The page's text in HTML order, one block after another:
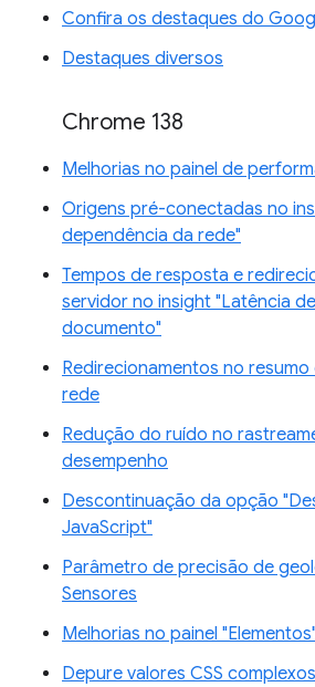
Confira os destaques do
Destaques diversos
Chrome 138
Melhorias no painel de
Origens pré-conectadas no
dependência da rede"
Tempos de resposta e
servidor no insight "Latência
documento"
Redirecionamentos no
rede
Redução do ruído no
desempenho
Descontinuação da opção
JavaScript"
Parâmetro de precisão de
Sensores
Melhorias no painel "Elementos"
Depure valores CSS